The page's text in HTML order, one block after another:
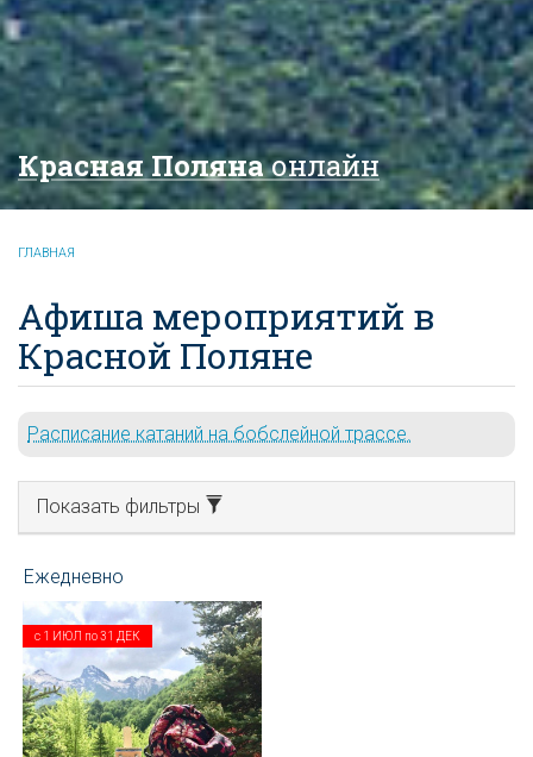
Красная Полянаонлайн
ГЛАВНАЯ
Афиша мероприятий в
Красной Поляне
Расписание катаний на бобслейной трассе.
Показать фильтры
с 1 ИЮЛ по31 ДЕК